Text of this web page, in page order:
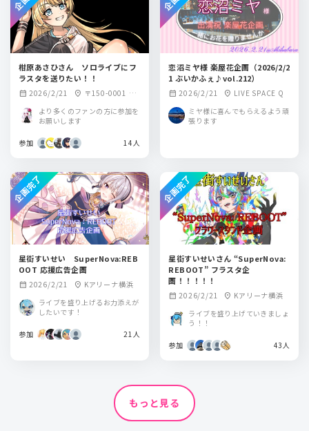
柑原あさひさん ソロライブにフ
ラスタを送りたい！！
calendar_month 2026/2/21 location_on 〒150-0001 東
丁目15番2号神宮前
（原宿RUIDO）
より多くのファンの方に参加を
お願いします
参加 14人
恋沼ミヤ様 楽屋花企画（2026/2/2
1 ぶいかふぇ♪vol.212）
calendar_month 2026/2/21 location_on LIVE SPACE Q
ミヤ様に喜んでもらえるよう頑
張ります
星街すいせい SuperNova:REB
OOT 応援広告企画
calendar_month 2026/2/21 location_on Kアリーナ横浜
ライブを盛り上げるお力添えが
したいです！
参加 21人
企画完了
星街すいせいさん “SuperNova:
REBOOT” フラスタ企
画！！！！！
calendar_month 2026/2/21 location_on Kアリーナ横浜
ライブを盛り上げていきましょ
う！！
参加 43人
企画完了
もっと見る